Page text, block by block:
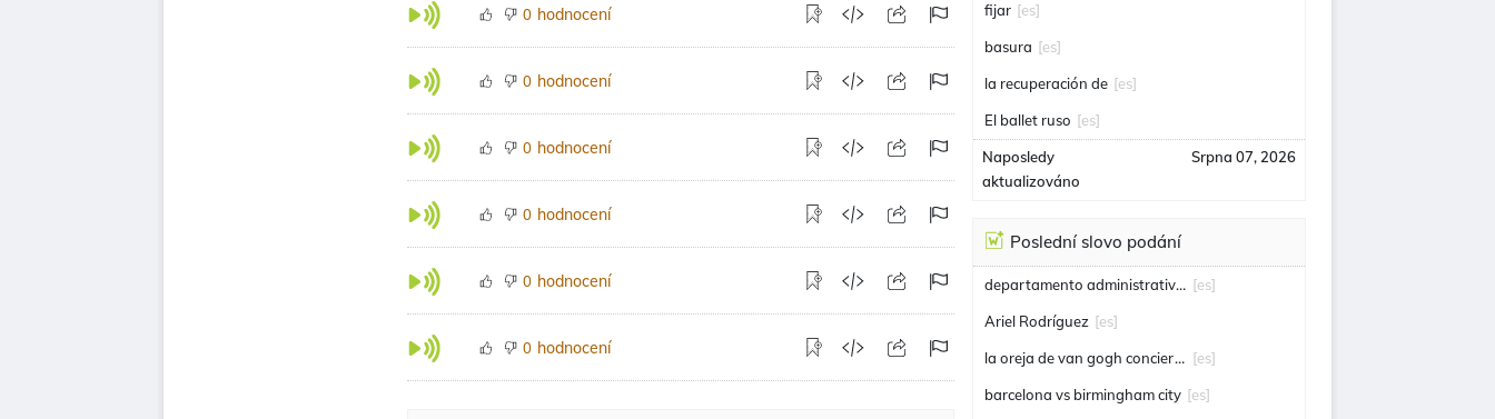
0 hodnocení
0 hodnocení
0 hodnocení
0 hodnocení
0 hodnocení
0 hodnocení
fijar [es]
basura [es]
la recuperación de [es]
El ballet ruso [es]
Naposledy
aktualizováno
Srpna 07, 2026
Poslední slovo podání
departamento administrativo de seguridad [es]
Ariel Rodríguez [es]
la oreja de van gogh conciertos [es]
barcelona vs birmingham city [es]